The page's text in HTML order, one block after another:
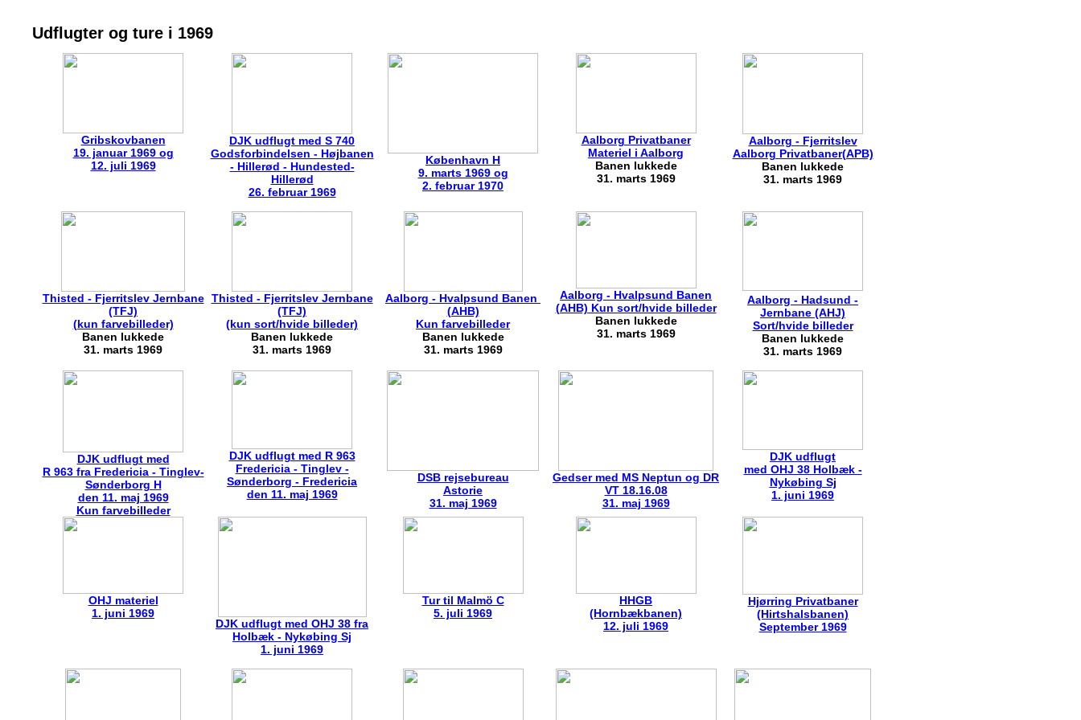
Udflugter og ture i 1969
Gribskovbanen
19. januar 1969 og
12. juli 1969
DJK udflugt med S 740
Godsforbindelsen - Højbanen
- Hillerød - Hundested-
Hillerød
26. februar 1969
København H
9. marts 1969 og
2. februar 1970
Aalborg Privatbaner
Materiel i Aalborg
Banen lukkede
31. marts 1969
Aalborg - Fjerritslev
Aalborg Privatbaner(APB)
Banen lukkede
31. marts 1969
Thisted - Fjerritslev Jernbane
(TFJ)
(kun farvebilleder)
Banen lukkede
31. marts 1969
Thisted - Fjerritslev Jernbane
(TFJ)
(kun sort/hvide billeder)
Banen lukkede
31. marts 1969
Aalborg - Hvalpsund Banen
(AHB)
Kun farvebilleder
Banen lukkede
31. marts 1969
Aalborg - Hvalpsund Banen
(AHB) Kun sort/hvide billeder
Banen lukkede
31. marts 1969
Aalborg - Hadsund -
Jernbane (AHJ)
Sort/hvide billeder
Banen lukkede
31. marts 1969
DJK udflugt med
R 963 fra Fredericia - Tinglev-
Sønderborg H
den 11. maj 1969
Kun farvebilleder
DJK udflugt med R 963
Fredericia - Tinglev -
Sønderborg - Fredericia
den 11. maj 1969
DSB rejsebureau
Astorie
31. maj 1969
Gedser med MS Neptun og DR
VT 18.16.08
31. maj 1969
DJK udflugt
med OHJ 38 Holbæk -
Nykøbing Sj
1. juni 1969
OHJ materiel
1. juni 1969
DJK udflugt med OHJ 38 fra
Holbæk - Nykøbing Sj
1. juni 1969
Tur til Malmö C
5. juli 1969
HHGB
(Hornbækbanen)
12. juli 1969
Hjørring Privatbaner
(Hirtshalsbanen)
September 1969